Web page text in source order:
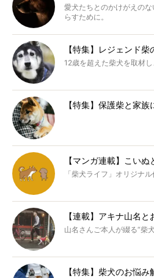
愛犬たちとのかけがえの
らすために。
【特集】レジェンド
12歳を超えた柴犬を取材し
【特集】保護柴と家族
【マンガ連載】こいぬ
「柴犬ライフ」オリジナル
【連載】アキナ山名
山名さんご本人が綴る“柴
【特集】柴犬のお悩み